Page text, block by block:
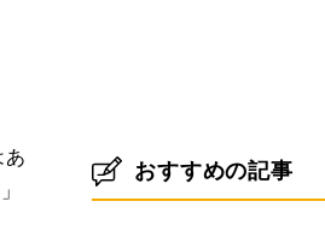
あ
おすすめの記事